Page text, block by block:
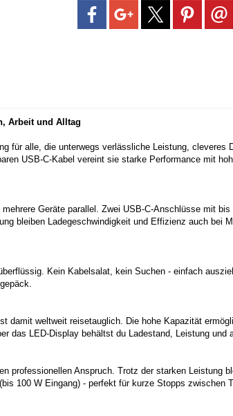
Arbeit und Alltag
für alle, die unterwegs verlässliche Leistung,
USB-C-Kabel vereint sie starke Performance mit
Geräte parallel. Zwei USB-C-Anschlüsse mit
bleiben Ladegeschwindigkeit und Effizienz auch bei
Kein Kabelsalat, kein Suchen - einfach
damit weltweit reisetauglich. Die hohe Kapazität
das LED-Display behältst du Ladestand, Leistung und
professionellen Anspruch. Trotz der starken Leistung
100 W Eingang) - perfekt für kurze Stopps zwischen